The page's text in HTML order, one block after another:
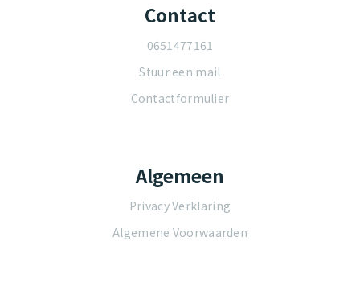
Contact
0651477161
Stuur een mail
Contactformulier
Algemeen
Privacy Verklaring
Algemene Voorwaarden